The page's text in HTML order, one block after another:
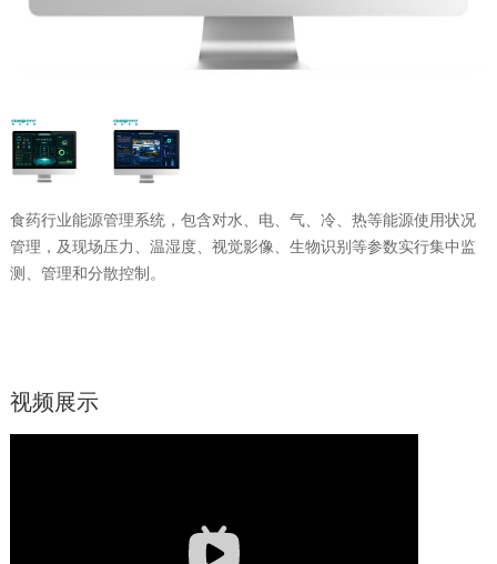
食药行业能源管理系统，包含对水、电、气、冷、热等能源使用状况
管理，及现场压力、温湿度、视觉影像、生物识别等参数实行集中监
测、管理和分散控制。
视频展示